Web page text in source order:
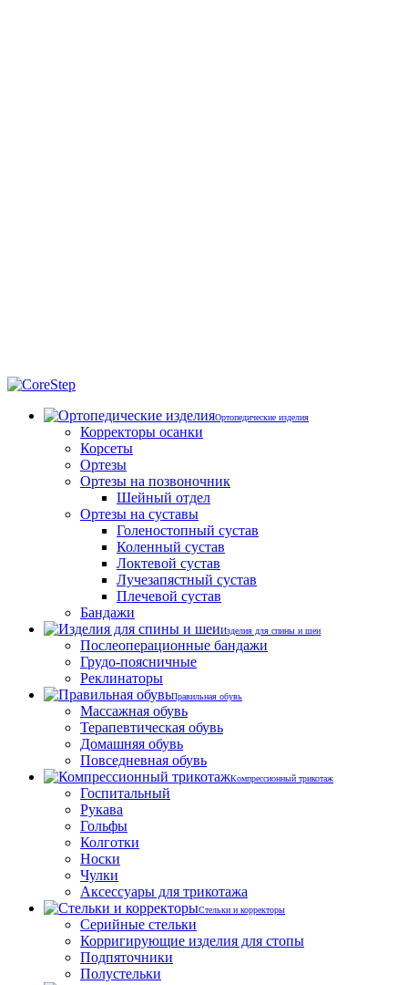
Ортопедические изделия
Корректоры осанки
Корсеты
Ортезы
Ортезы на позвоночник
Шейный отдел
Ортезы на суставы
Голеностопный сустав
Коленный сустав
Локтевой сустав
Лучезапястный сустав
Плечевой сустав
Бандажи
Изделия для спины и шеи
Послеоперационные бандажи
Грудо-поясничные
Реклинаторы
Правильная обувь
Массажная обувь
Терапевтическая обувь
Домашняя обувь
Повседневная обувь
Компрессионный трикотаж
Госпитальный
Рукава
Гольфы
Колготки
Носки
Чулки
Аксессуары для трикотажа
Стельки и корректоры
Серийные стельки
Корригирующие изделия для стопы
Подпяточники
Полустельки